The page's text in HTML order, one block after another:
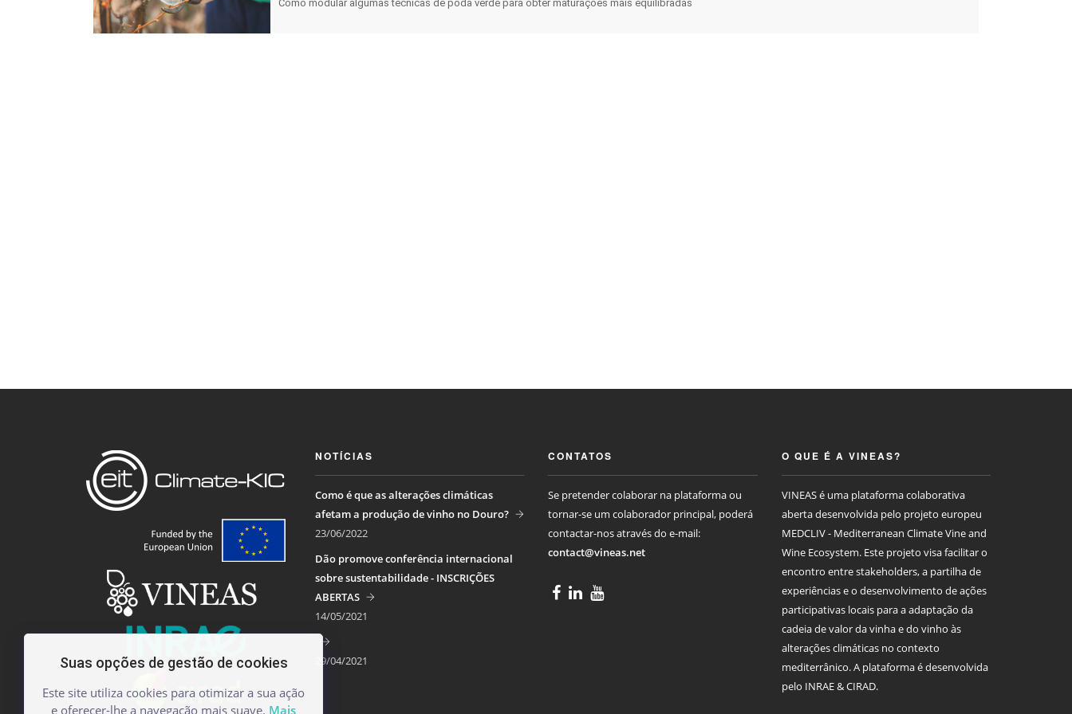
Consumidor
Planeamento e Instrumentos de
Como modular algumas técnicas de poda verde para obter maturações mais equilibradas
NOTÍCIAS
Como é que as alterações climáticas
afetam a produção de vinho no Douro?
23/06/2022
Dão promove conferência internacional
sobre sustentabilidade - INSCRIÇÕES
ABERTAS
14/05/2021
29/04/2021
CONTATOS
Se pretender colaborar na plataforma ou
tornar-se um colaborador principal, poderá
contactar-nos através do e-mail:
contact@vineas.net
O QUE É A VINEAS?
VINEAS é uma plataforma colaborativa
aberta desenvolvida pelo projeto europeu
MEDCLIV - Mediterranean Climate Vine and
Wine Ecosystem. Este projeto visa facilitar o
encontro entre stakeholders, a partilha de
experiências e o desenvolvimento de ações
participativas locais para a adaptação da
cadeia de valor da vinha e do vinho às
alterações climáticas no contexto
mediterrânico. A plataforma é desenvolvida
pelo INRAE & CIRAD.
Suas opções de gestão de cookies
Este site utiliza cookies para otimizar a sua ação
e oferecer-lhe a navegação mais suave. Mais